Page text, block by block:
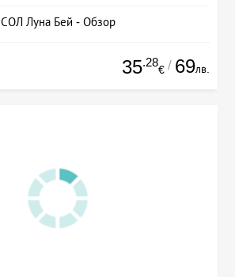
СОЛ Луна Бей - Обзор
35.28
€ / 69лв.